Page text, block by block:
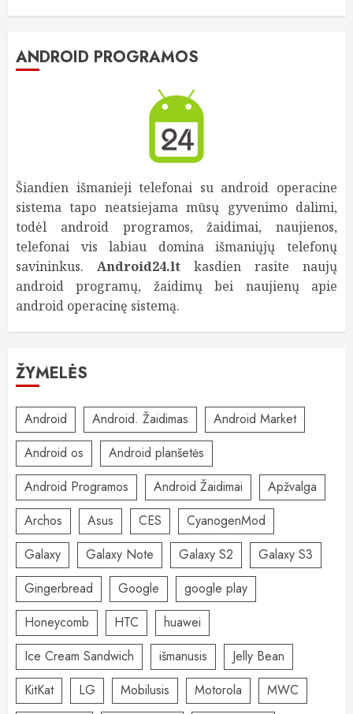
ANDROID PROGRAMOS
Šiandien išmanieji telefonai su android operacine
sistema tapo neatsiejama mūsų gyvenimo dalimi,
todėl android programos, žaidimai, naujienos,
telefonai vis labiau domina išmaniųjų telefonų
savininkus. Android24.lt kasdien rasite naujų
android programų, žaidimų bei naujienų apie
android operacinę sistemą.
ŽYMELĖS
Android Android. Žaidimas
Android Market
Android os
Android planšetės
Android Programos
Android Žaidimai
Apžvalga
Archos
Asus CES
CyanogenMod
Galaxy
Galaxy Note Galaxy S2
Galaxy S3
Gingerbread
Google
google play
Honeycomb
HTC
huawei
Ice Cream Sandwich
išmanusis
Jelly Bean
KitKat
LG Mobilusis Motorola
MWC